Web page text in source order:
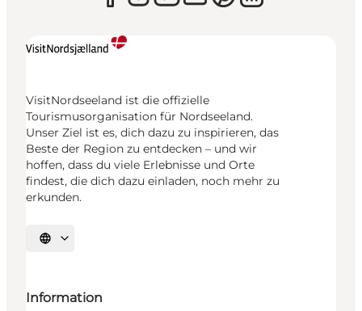
VisitNordseeland ist die offizielle
Tourismusorganisation für Nordseeland.
Unser Ziel ist es, dich dazu zu inspirieren, das
Beste der Region zu entdecken – und wir
hoffen, dass du viele Erlebnisse und Orte
findest, die dich dazu einladen, noch mehr zu
erkunden.
Sprache auswählen
Information